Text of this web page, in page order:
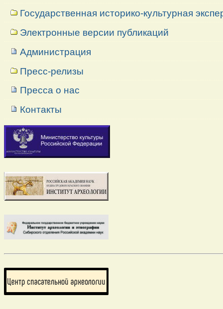
Государственная историко-культурная
Электронные версии публикаций
Администрация
Пресс-релизы
Пресса о нас
Контакты